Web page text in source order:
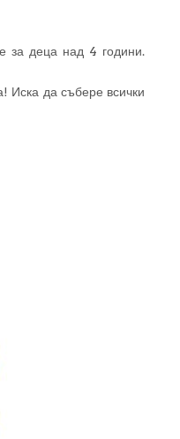
деца над 4 години.
Иска да събере всички